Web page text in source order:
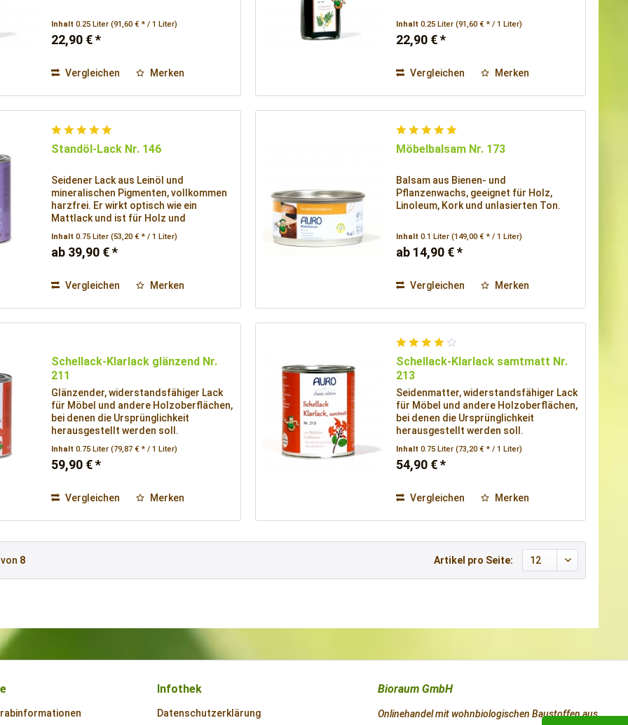
Inhalt0.25 Liter(91,60 € * / 1 Liter)
22,90 € *
Vergleichen Merken
Inhalt0.25 Liter(91,60 € * / 1 Liter)
22,90 € *
Vergleichen Merken
Standöl-Lack Nr. 146
Seidener Lack aus Leinöl und
mineralischen Pigmenten, vollkommen
harzfrei. Er wirkt optisch wie ein
Mattlack und ist für Holz und
Eisenmetalle geeignet.
Inhalt0.75 Liter(53,20 € * / 1 Liter)
ab 39,90 € *
Vergleichen Merken
Möbelbalsam Nr. 173
Balsam aus Bienen- und
Pflanzenwachs, geeignet für Holz,
Linoleum, Kork und unlasierten Ton.
Inhalt0.1 Liter(149,00 € * / 1 Liter)
ab 14,90 € *
Vergleichen Merken
Schellack-Klarlack glänzend Nr.
211
Glänzender, widerstandsfähiger Lack
für Möbel und andere Holzoberflächen,
bei denen die Ursprünglichkeit
herausgestellt werden soll.
Inhalt0.75 Liter(79,87 € * / 1 Liter)
59,90 € *
Vergleichen Merken
Schellack-Klarlack samtmatt Nr.
213
Seidenmatter, widerstandsfähiger Lack
für Möbel und andere Holzoberflächen,
bei denen die Ursprünglichkeit
herausgestellt werden soll.
Inhalt0.75 Liter(73,20 € * / 1 Liter)
54,90 € *
Vergleichen Merken
von 8 Artikel pro Seite:
Infothek
Datenschutzerklärung
Bioraum GmbH
Onlinehandel mit wohnbiologischen Baustoffen aus